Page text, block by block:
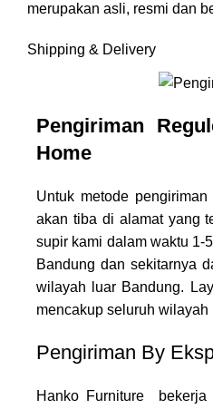
merupakan asli, resmi dan
Shipping & Delivery
Pengiriman
Home
Untuk metode
akan tiba di alamat yang
supir kami dalam waktu 1-
Bandung dan sekitarnya
wilayah luar Bandung.
mencakup seluruh wilayah
Pengiriman By
Hanko Furniture bekerja